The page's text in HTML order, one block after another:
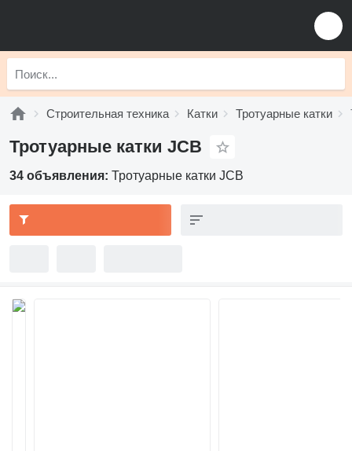
Строительная техника Катки Тротуарные катки
Тротуарные катки JCB
34 объявления: Тротуарные катки JCB